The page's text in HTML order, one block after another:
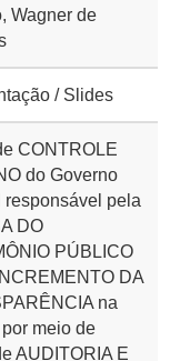
Wagner de
/ Slides
CONTROLE
do Governo
responsável pela
DO
PÚBLICO
DA
na
meio de
AUDITORIA E